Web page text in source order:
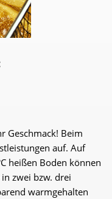
Geschmack! Beim
auf. Auf
heißen Boden können
zwei bzw. drei
warmgehalten